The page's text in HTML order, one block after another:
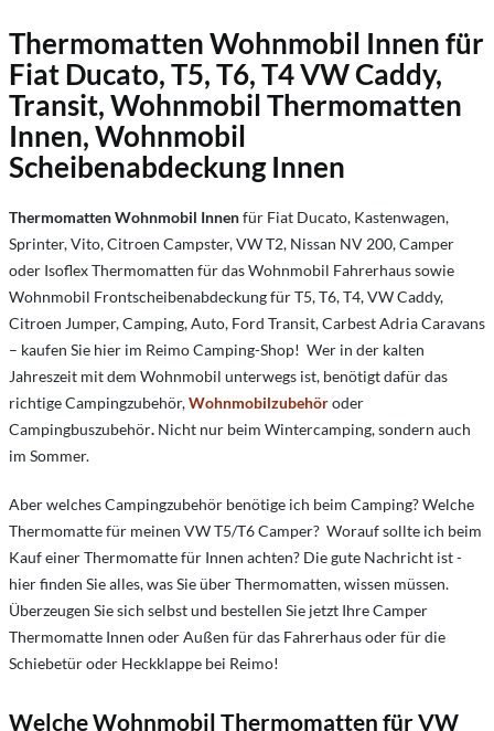
Thermomatten Wohnmobil Innen für
Fiat Ducato, T5, T6, T4 VW Caddy,
Transit, Wohnmobil Thermomatten
Innen, Wohnmobil
Scheibenabdeckung Innen
Thermomatten Wohnmobil Innenfür Fiat Ducato, Kastenwagen,
Sprinter, Vito, Citroen Campster, VW T2, Nissan NV 200, Camper
oder Isoflex Thermomatten für das Wohnmobil Fahrerhaus sowie
Wohnmobil Frontscheibenabdeckung für T5, T6, T4, VW Caddy,
Citroen Jumper, Camping, Auto, Ford Transit, Carbest Adria Caravans
– kaufen Sie hier im Reimo Camping-Shop! Wer in der kalten
Jahreszeit mit dem Wohnmobil unterwegs ist, benötigt dafür das
richtige Campingzubehör,Wohnmobilzubehöroder
Campingbuszubehör. Nicht nur beim Wintercamping, sondern auch
im Sommer.
Aber welches Campingzubehör benötige ich beim Camping? Welche
Thermomatte für meinen VW T5/T6 Camper? Worauf sollte ich beim
Kauf einer Thermomatte für Innen achten? Die gute Nachricht ist -
hier finden Sie alles, was Sie über Thermomatten, wissen müssen.
Überzeugen Sie sich selbst und bestellen Sie jetzt Ihre Camper
Thermomatte Innen oder Außen für das Fahrerhaus oder für die
Schiebetür oder Heckklappe bei Reimo!
Welche Wohnmobil Thermomatten für VW